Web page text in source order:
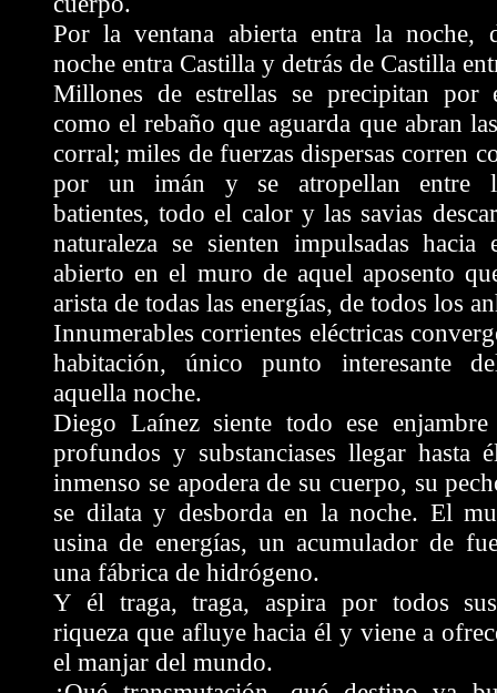
Por la ventana abierta entra la noche,
noche entra Castilla y detrás de Castilla
Millones de estrellas se precipitan por
como el rebaño que aguarda que abran
corral; miles de fuerzas dispersas corren
por un imán y se atropellan entre
batientes, todo el calor y las savias
naturaleza se sienten impulsadas hacia
abierto en el muro de aquel aposento
arista de todas las energías, de todos los
Innumerables corrientes eléctricas
habitación, único punto interesante
aquella noche.
Diego Laínez siente todo ese
profundos y substanciases llegar hasta
inmenso se apodera de su cuerpo, su
se dilata y desborda en la noche. El
usina de energías, un acumulador de
una fábrica de hidrógeno.
Y él traga, traga, aspira por todos
riqueza que afluye hacia él y viene a
el manjar del mundo.